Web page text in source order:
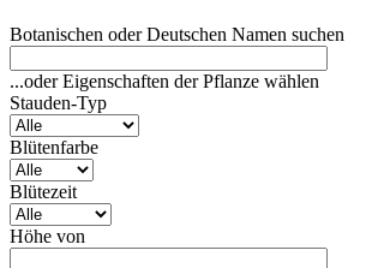
Botanischen oder Deutschen Namen suchen
...oder Eigenschaften der Pflanze wählen
Stauden-Typ
Blütenfarbe
Blütezeit
Höhe von